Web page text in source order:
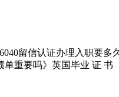
留信认证办理入职要
重要吗》英国毕业 证 书